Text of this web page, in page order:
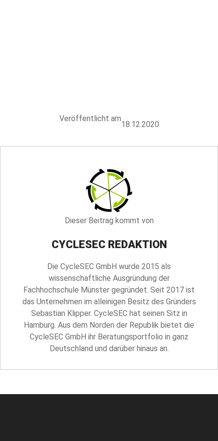
Veröffentlicht am
18.12.2020
Dieser Beitrag kommt von
CYCLESEC REDAKTION
Die CycleSEC GmbH wurde 2015 als
wissenschaftliche Ausgründung der
Fachhochschule Münster gegründet. Seit 2017 ist
das Unternehmen im alleinigen Besitz des Gründers
Sebastian Klipper. CycleSEC hat seinen Sitz in
Hamburg. Aus dem Norden der Republik bietet die
CycleSEC GmbH ihr Beratungsportfolio in ganz
Deutschland und darüber hinaus an.